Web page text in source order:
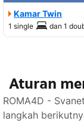
Kamar Twin
1 single dan 1
Aturan
ROMA4D -
langkah